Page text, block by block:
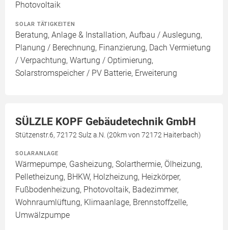
Photovoltaik
SOLAR TÄTIGKEITEN
Beratung, Anlage & Installation, Aufbau / Auslegung,
Planung / Berechnung, Finanzierung, Dach Vermietung
/ Verpachtung, Wartung / Optimierung,
Solarstromspeicher / PV Batterie, Erweiterung
SÜLZLE KOPF Gebäudetechnik GmbH
Stützenstr.6, 72172 Sulz a.N. (20km von 72172 Haiterbach)
SOLARANLAGE
Wärmepumpe, Gasheizung, Solarthermie, Ölheizung,
Pelletheizung, BHKW, Holzheizung, Heizkörper,
Fußbodenheizung, Photovoltaik, Badezimmer,
Wohnraumlüftung, Klimaanlage, Brennstoffzelle,
Umwälzpumpe